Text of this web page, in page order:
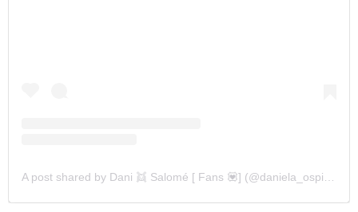
A post shared by Dani 👯 Salomé [ Fans 💟] (@daniela_ospina55)